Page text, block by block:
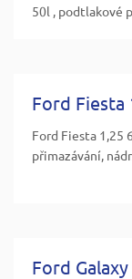
50l , podtlakové
Ford Fiesta
Ford Fiesta 1,25
přimazávání,
Ford